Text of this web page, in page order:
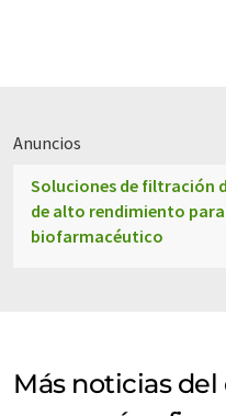
Anuncios
Soluciones de filtración
de alto rendimiento
biofarmacéutico
Más noticias